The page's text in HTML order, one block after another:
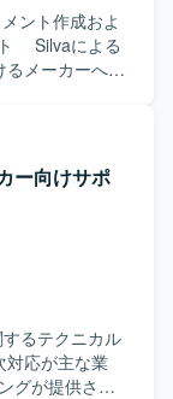
ト Silvaによる
メーカーへの
ジェクトに関
連携 資産運用
る資産データ
業務マニュア
ー向けサポ
るテクニカル
対応が主な業
グが提供され